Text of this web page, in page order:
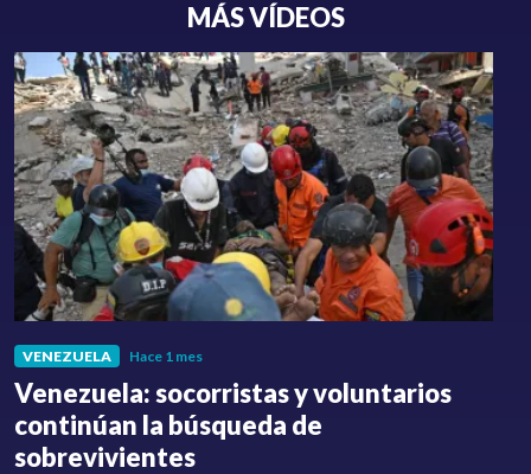
MÁS VÍDEOS
VENEZUELA Hace 1 mes
Venezuela: socorristas y voluntarios
continúan la búsqueda de
sobrevivientes